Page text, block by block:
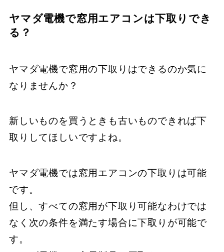
ヤマダ電機で窓用エアコンは下取りでき
る？
ヤマダ電機で窓用の下取りはできるのか気に
なりませんか？
新しいものを買うときも古いものできれば下
取りしてほしいですよね。
ヤマダ電機では窓用エアコンの下取りは可能
です。
但し、すべての窓用が下取り可能なわけでは
なく次の条件を満たす場合に下取りが可能で
す。